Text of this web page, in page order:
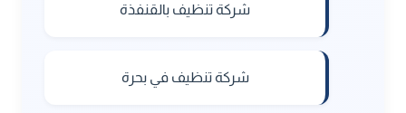
شركة تنظيف بالقنفذة
شركة تنظيف في بحرة